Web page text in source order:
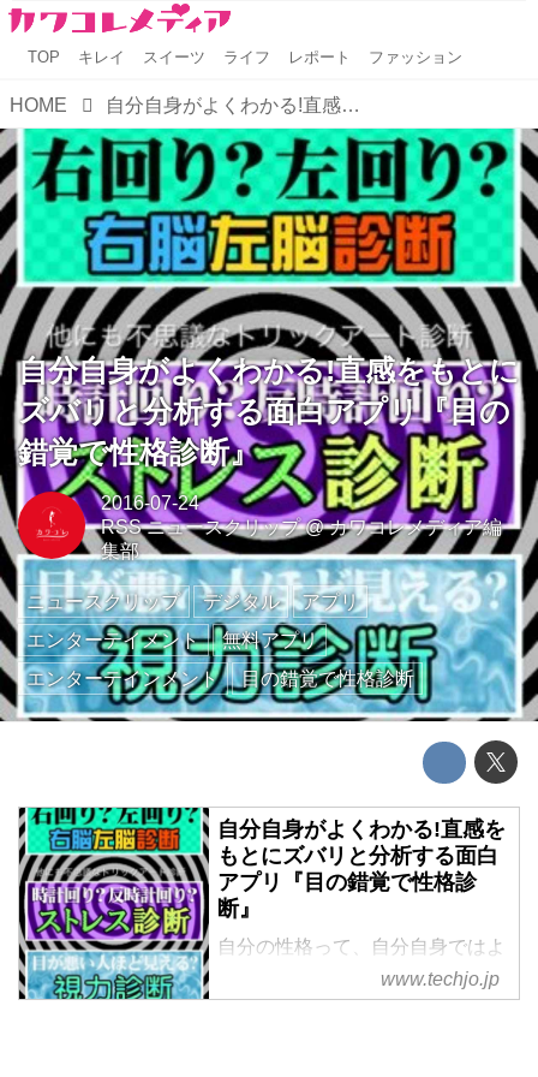
TOP キレイ スイーツ ライフ レポート ファッション
HOME 自分自身がよくわかる!直感をもとにズバリと分析する面白アプリ『目の錯覚で性格診断』
自分自身がよくわかる!直感をもとに
ズバリと分析する面白アプリ『目の
錯覚で性格診断』
2016-07-24
RSS ニュースクリップ@カワコレメディア編
集部
ニュースクリップ デジタル
アプリ
エンターテイメント
無料アプリ
エンターテインメント
目の錯覚で性格診断
自分自身がよくわかる!直感を
もとにズバリと分析する面白
アプリ『目の錯覚で性格診
断』
自分の性格って、自分自身ではよ
く分からないものですよね(^_^;)
今回紹介するアプリ『目の錯覚で
www.techjo.jp